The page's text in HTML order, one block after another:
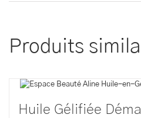
Produits
Huile Gélifiée